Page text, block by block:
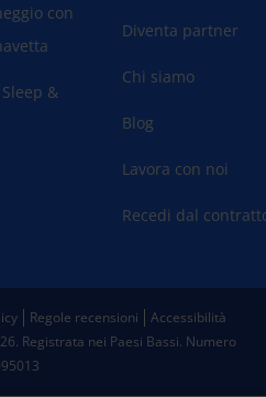
con
&
Diventa partner
Chi siamo
Blog
Lavora con noi
Recedi dal
Registrata nei Paesi Bassi. Numero
Regole recensioni Accessibilità